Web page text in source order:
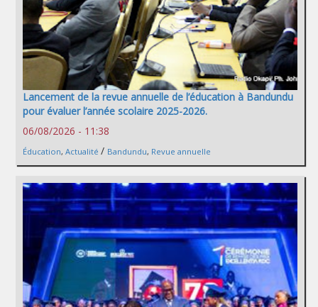
Lancement de la revue annuelle de l’éducation à Bandundu
pour évaluer l’année scolaire 2025-2026.
06/08/2026 - 11:38
Éducation, Actualité / Bandundu, Revue annuelle